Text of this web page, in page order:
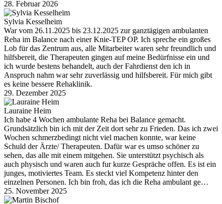
28. Februar 2026
Sylvia Kesselheim
War vom 26.11.2025 bis 23.12.2025 zur ganztägigen ambulanten
Reha im Balance nach einer Knie-TEP OP. Ich spreche ein großes
Lob für das Zentrum aus, alle Mitarbeiter waren sehr freundlich und
hilfsbereit, die Therapeuten gingen auf meine Bedürfnisse ein und
ich wurde bestens behandelt, auch der Fahrdienst den ich in
Anspruch nahm war sehr zuverlässig und hilfsbereit. Für mich gibt
es keine bessere Rehaklinik.
29. Dezember 2025
Lauraine Heim
Ich habe 4 Wochen ambulante Reha bei Balance gemacht.
Grundsätzlich bin ich mit der Zeit dort sehr zu Frieden. Das ich zwei
Wochen schmerzbedingt nicht viel machen konnte, war keine
Schuld der Ärzte/ Therapeuten. Dafür war es umso schöner zu
sehen, das alle mit einem mitgehen. Sie unterstützt psychisch als
auch physisch und waren auch fur kurze Gespräche offen. Es ist ein
junges, motiviertes Team. Es steckt viel Kompetenz hinter den
einzelnen Personen. Ich bin froh, das ich die Reha ambulant ge…
25. November 2025